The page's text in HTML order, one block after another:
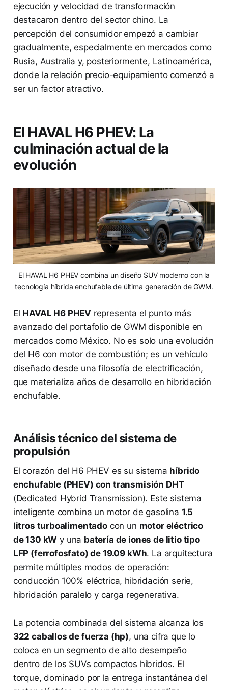
ejecución y velocidad de transformación
destacaron dentro del sector chino. La
percepción del consumidor empezó a cambiar
gradualmente, especialmente en mercados como
Rusia, Australia y, posteriormente, Latinoamérica,
donde la relación precio-equipamiento comenzó a
ser un factor atractivo.
El HAVAL H6 PHEV: La
culminación actual de la
evolución
El HAVAL H6 PHEV combina un diseño SUV moderno con la
tecnología híbrida enchufable de última generación de GWM.
El HAVAL H6 PHEV representa el punto más
avanzado del portafolio de GWM disponible en
mercados como México. No es solo una evolución
del H6 con motor de combustión; es un vehículo
diseñado desde una filosofía de electrificación,
que materializa años de desarrollo en hibridación
enchufable.
Análisis técnico del sistema de
propulsión
El corazón del H6 PHEV es su sistema híbrido
enchufable (PHEV) con transmisión DHT
(Dedicated Hybrid Transmission). Este sistema
inteligente combina un motor de gasolina 1.5
litros turboalimentadocon un motor eléctrico
de 130 kW y una batería de iones de litio tipo
LFP (ferrofosfato) de 19.09 kWh. La arquitectura
permite múltiples modos de operación:
conducción 100% eléctrica, hibridación serie,
hibridación paralelo y carga regenerativa.
La potencia combinada del sistema alcanza los
322 caballos de fuerza (hp), una cifra que lo
coloca en un segmento de alto desempeño
dentro de los SUVs compactos híbridos. El
torque, dominado por la entrega instantánea del